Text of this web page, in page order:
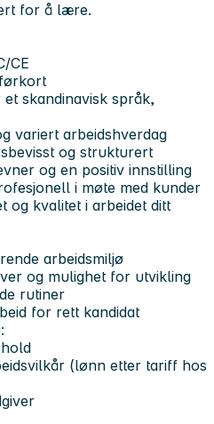
for å lære.
CE
skandinavisk språk,
variert arbeidshverdag
og strukturert
og en positiv innstilling
i møte med kunder
og kvalitet i arbeidet ditt
arbeidsmiljø
og mulighet for utvikling
rutiner
for rett kandidat
(lønn etter tariff hos